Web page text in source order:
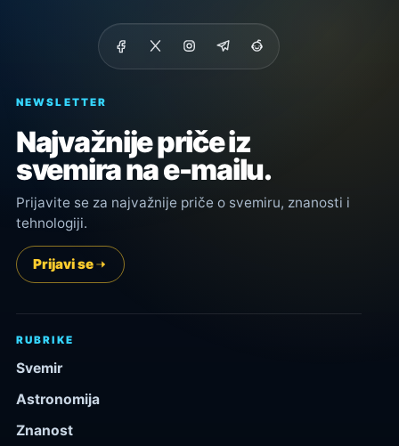
NEWSLETTER
Najvažnije priče iz
svemira na e-mailu.
Prijavite se za najvažnije priče o svemiru, znanosti i
tehnologiji.
Prijavi se
RUBRIKE
Svemir
Astronomija
Znanost